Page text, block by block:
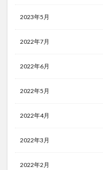
2023年5月
2022年7月
2022年6月
2022年5月
2022年4月
2022年3月
2022年2月